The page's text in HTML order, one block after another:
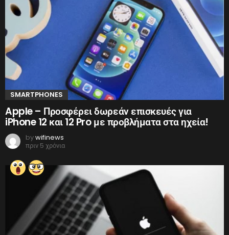
SMARTPHONES
Apple – Προσφέρει δωρεάν επισκευές για
iPhone 12 και 12 Pro με προβλήματα στα ηχεία!
bywifinews
πριν 5 χρόνια